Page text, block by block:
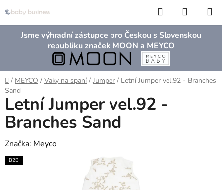
na
obsah
Jsme výhradní zástupce pro Českou s Slovenskou
republiku značek MOON a MEYCO
Hledat
KOŠÍK
Domů
/ MEYCO / Vaky na spaní / Jumper / Letní Jumper vel.92 - Branches
Sand
Letní Jumper vel.92 -
Branches Sand
Značka: Meyco
B2B